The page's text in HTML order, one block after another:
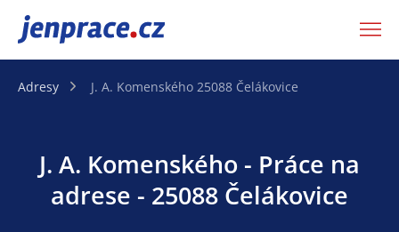
JenPráce.cz
Adresy J. A. Komenského 25088 Čelákovice
J. A. Komenského - Práce na
adrese - 25088 Čelákovice